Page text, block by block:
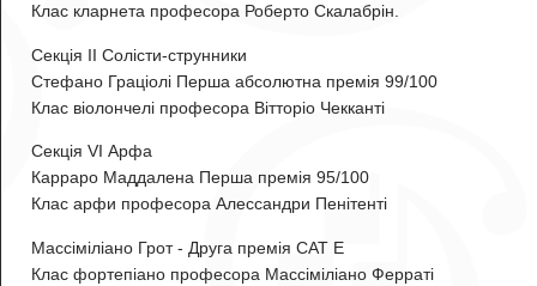
Клас кларнета професора Роберто Скалабрін.
Секція II Солісти-струнники
Стефано Граціолі Перша абсолютна премія 99/100
Клас віолончелі професора Вітторіо Чекканті
Секція VI Арфа
Карраро Маддалена Перша премія 95/100
Клас арфи професора Алессандри Пенітенті
Массіміліано Грот- Друга премія CAT E
Клас фортепіано професора Массіміліано Ферраті